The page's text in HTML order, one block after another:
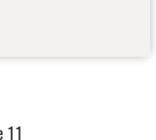
11